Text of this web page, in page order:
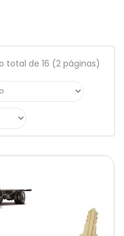
total de 16 (2 páginas)